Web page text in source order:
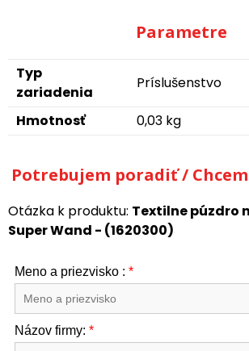
Parametre
Typ
zariadenia
Príslušenstvo
Hmotnosť 0,03 kg
Potrebujem poradiť /
Otázka k produktu: Textilne púzdro
Super Wand - (1620300)